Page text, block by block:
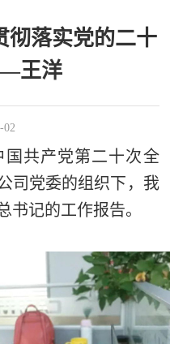
彻落实党的二十
王洋
02
国共产党第二十次全
司党委的组织下，我
书记的工作报告。